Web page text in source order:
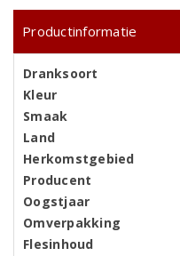
Productinformatie
Dranksoort
Kleur
Smaak
Land
Herkomstgebied
Producent
Oogstjaar
Omverpakking
Flesinhoud